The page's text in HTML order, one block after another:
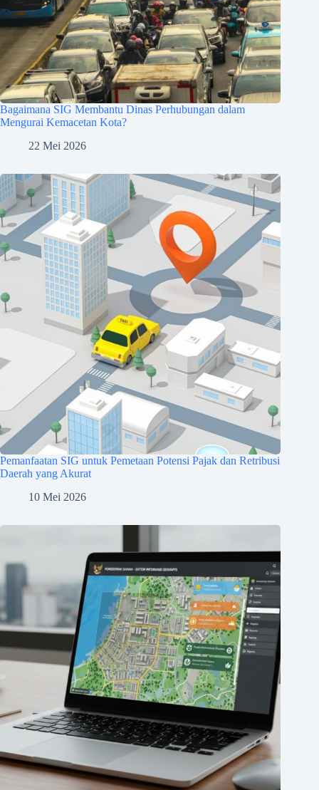
Bagaimana SIG Membantu Dinas Perhubungan dalam
Mengurai Kemacetan Kota?
22 Mei 2026
Pemanfaatan SIG untuk Pemetaan Potensi Pajak dan Retribusi
Daerah yang Akurat
10 Mei 2026